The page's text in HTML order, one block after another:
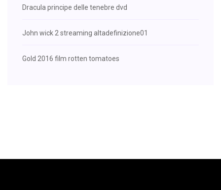
Dracula principe delle tenebre dvd
John wick 2 streaming altadefinizione01
Gold 2016 film rotten tomatoes